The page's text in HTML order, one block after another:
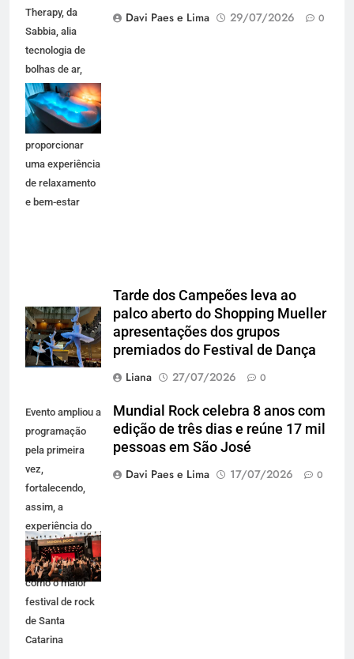
Therapy, da
Sabbia, alia
tecnologia de
bolhas de ar,
iluminação em
LED e design
premium para
proporcionar
uma experiência
de relaxamento
e bem-estar
Davi Paes e Lima
29/07/2026 0
Tarde dos Campeões leva ao
palco aberto do Shopping Mueller
apresentações dos grupos
premiados do Festival de Dança
Liana
27/07/2026 0
Evento ampliou a
programação
pela primeira
vez,
fortalecendo,
assim, a
experiência do
público e se
consolidando
como o maior
festival de rock
de Santa
Catarina
Mundial Rock celebra 8 anos com
edição de três dias e reúne 17 mil
pessoas em São José
Davi Paes e Lima
17/07/2026 0